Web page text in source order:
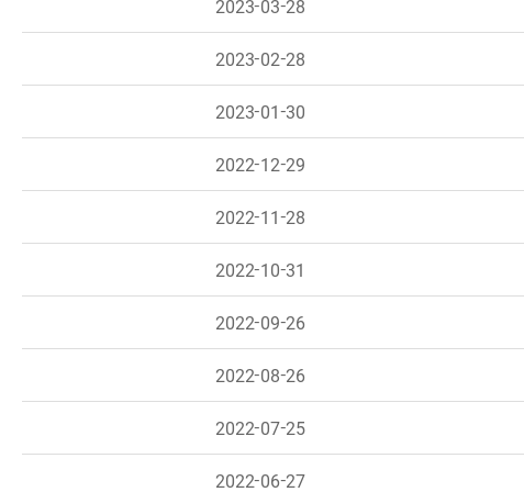
2023-03-28
2023-02-28
2023-01-30
2022-12-29
2022-11-28
2022-10-31
2022-09-26
2022-08-26
2022-07-25
2022-06-27